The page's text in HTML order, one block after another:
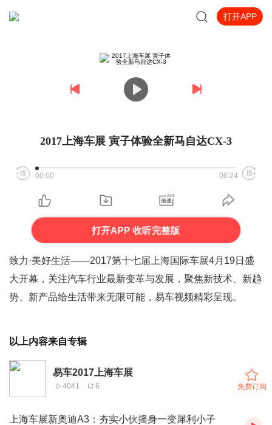
打开APP
2017上海车展 寅子体验全新马自达CX-3
00:00 06:24
打开APP 收听完整版
致力·美好生活——2017第十七届上海国际车展4月 19日盛
大开幕，关注汽车行业最新变革与发展，聚焦新技术、新趋
势、新产品给生活带来无限可能，易车视频精彩呈现。
以上内容来自专辑
易车2017上海车展
4041 6 免费订阅
上海车展新奥迪A3：夯实小伙摇身一变犀利小子